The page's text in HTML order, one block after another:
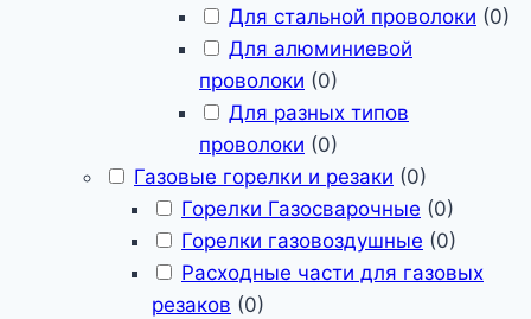
Для стальной проволоки (0)
Для алюминиевой
проволоки (0)
Для разных типов
проволоки (0)
Газовые горелки и резаки (0)
Горелки Газосварочные (0)
Горелки газовоздушные (0)
Расходные части для газовых
резаков (0)